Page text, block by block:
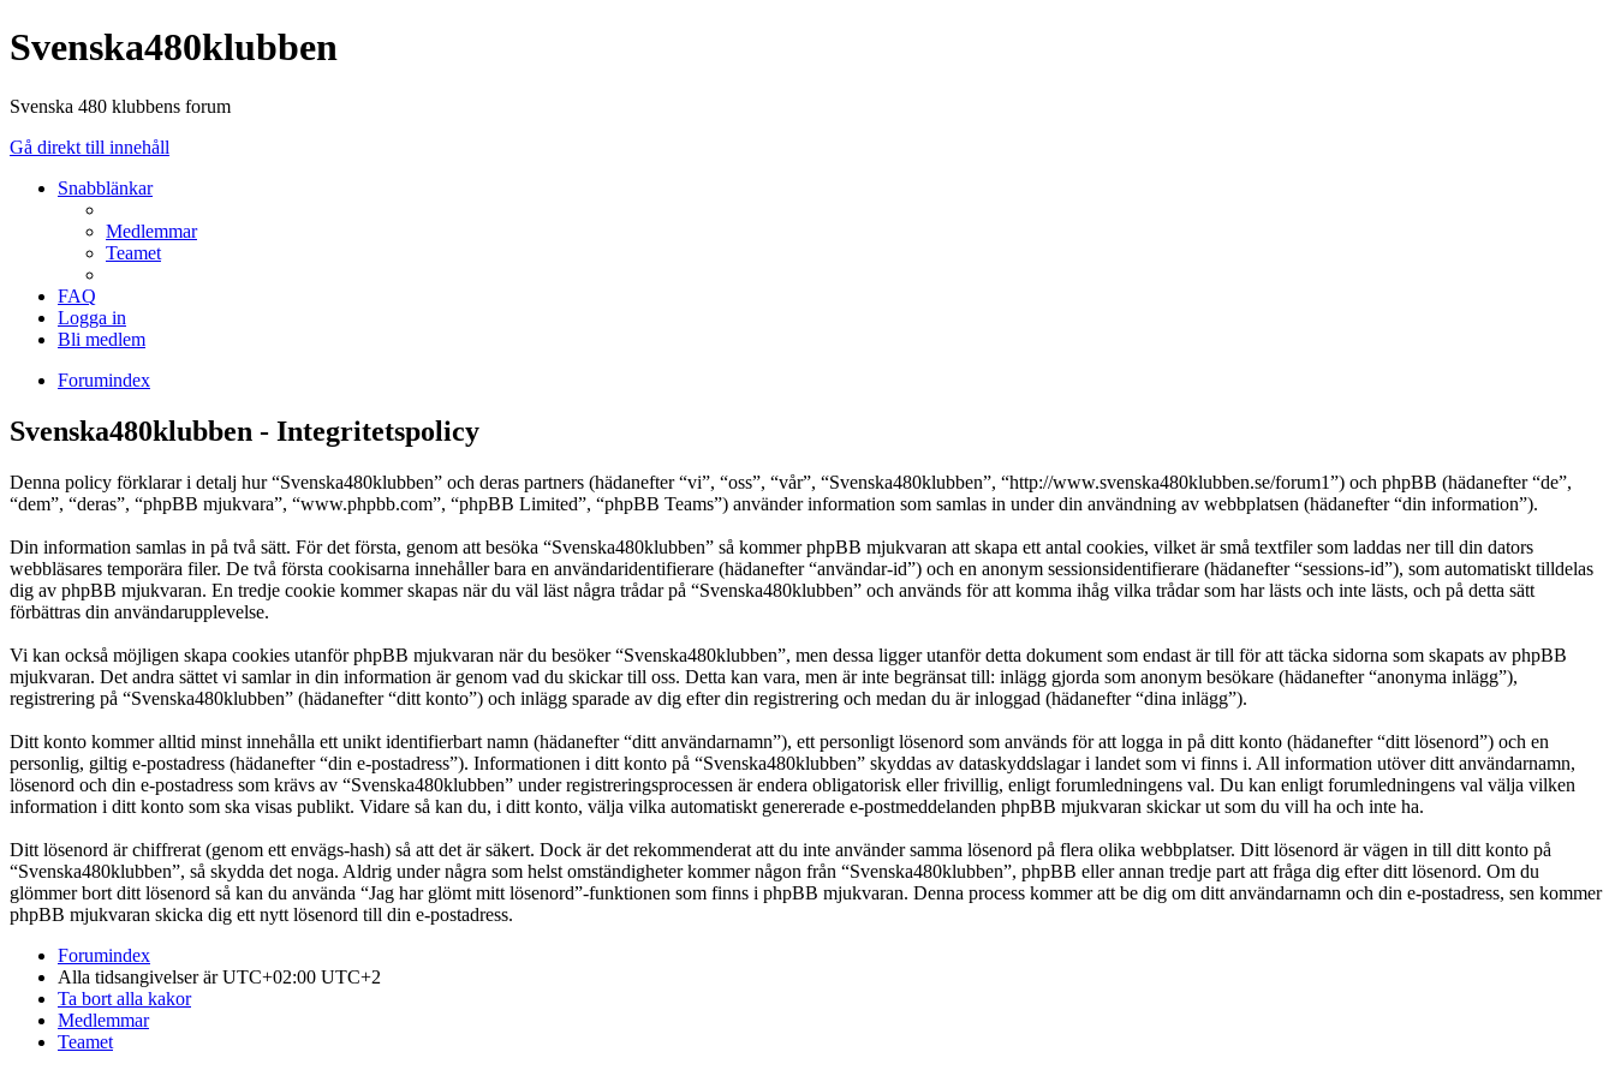
Svenska480klubben
Svenska 480 klubbens forum
Gå direkt till innehåll
Snabblänkar
Medlemmar
Teamet
FAQ
Logga in
Bli medlem
Forumindex
Svenska480klubben - Integritetspolicy
Denna policy förklarar i detalj hur “Svenska480klubben” och deras partners (hädanefter “vi”, “oss”, “vår”, “Svenska480klubben”, “http://www.svenska480klubben.se/forum1”) och phpBB (hädanefter “de”,
“dem”, “deras”, “phpBB mjukvara”, “www.phpbb.com”, “phpBB Limited”, “phpBB Teams”) använder information som samlas in under din användning av webbplatsen (hädanefter “din information”).
Din information samlas in på två sätt. För det första, genom att besöka “Svenska480klubben” så kommer phpBB mjukvaran att skapa ett antal cookies, vilket är små textfiler som laddas ner till din dators
webbläsares temporära filer. De två första cookisarna innehåller bara en användaridentifierare (hädanefter “användar-id”) och en anonym sessionsidentifierare (hädanefter “sessions-id”), som automatiskt tilldelas
dig av phpBB mjukvaran. En tredje cookie kommer skapas när du väl läst några trådar på “Svenska480klubben” och används för att komma ihåg vilka trådar som har lästs och inte lästs, och på detta sätt
förbättras din användarupplevelse.
Vi kan också möjligen skapa cookies utanför phpBB mjukvaran när du besöker “Svenska480klubben”, men dessa ligger utanför detta dokument som endast är till för att täcka sidorna som skapats av phpBB
mjukvaran. Det andra sättet vi samlar in din information är genom vad du skickar till oss. Detta kan vara, men är inte begränsat till: inlägg gjorda som anonym besökare (hädanefter “anonyma inlägg”),
registrering på “Svenska480klubben” (hädanefter “ditt konto”) och inlägg sparade av dig efter din registrering och medan du är inloggad (hädanefter “dina inlägg”).
Ditt konto kommer alltid minst innehålla ett unikt identifierbart namn (hädanefter “ditt användarnamn”), ett personligt lösenord som används för att logga in på ditt konto (hädanefter “ditt lösenord”) och en
personlig, giltig e-postadress (hädanefter “din e-postadress”). Informationen i ditt konto på “Svenska480klubben” skyddas av dataskyddslagar i landet som vi finns i. All information utöver ditt användarnamn,
lösenord och din e-postadress som krävs av “Svenska480klubben” under registreringsprocessen är endera obligatorisk eller frivillig, enligt forumledningens val. Du kan enligt forumledningens val välja vilken
information i ditt konto som ska visas publikt. Vidare så kan du, i ditt konto, välja vilka automatiskt genererade e-postmeddelanden phpBB mjukvaran skickar ut som du vill ha och inte ha.
Ditt lösenord är chiffrerat (genom ett envägs-hash) så att det är säkert. Dock är det rekommenderat att du inte använder samma lösenord på flera olika webbplatser. Ditt lösenord är vägen in till ditt konto på
“Svenska480klubben”, så skydda det noga. Aldrig under några som helst omständigheter kommer någon från “Svenska480klubben”, phpBB eller annan tredje part att fråga dig efter ditt lösenord. Om du
glömmer bort ditt lösenord så kan du använda “Jag har glömt mitt lösenord”-funktionen som finns i phpBB mjukvaran. Denna process kommer att be dig om ditt användarnamn och din e-postadress, sen kommer
phpBB mjukvaran skicka dig ett nytt lösenord till din e-postadress.
Forumindex
Alla tidsangivelser är UTC+02:00 UTC+2
Ta bort alla kakor
Medlemmar
Teamet